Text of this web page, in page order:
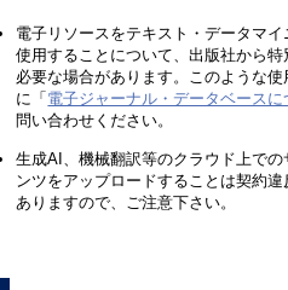
電子リソースをテキスト・データマ
使用することについて、出版社から
必要な場合があります。このような
に「 電子ジャーナル・データベース
問い合わせください。
生成AI、機械翻訳等のクラウド上で
ンツをアップロードすることは契約
ありますので、ご注意下さい。